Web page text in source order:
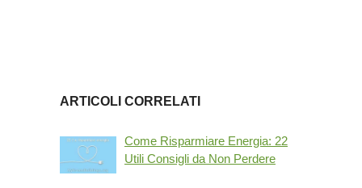
ARTICOLI CORRELATI
Come Risparmiare Energia: 22
Utili Consigli da Non Perdere